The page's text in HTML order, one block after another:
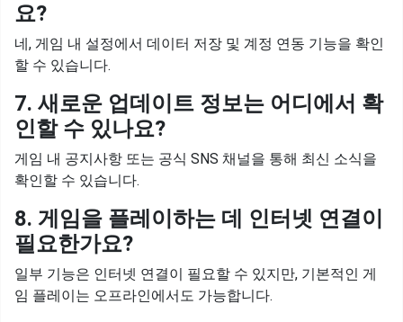
요?
네, 게임 내 설정에서 데이터 저장 및 계정 연동 기능을 확인
할 수 있습니다.
7. 새로운 업데이트 정보는 어디에서 확
인할 수 있나요?
게임 내 공지사항 또는 공식 SNS 채널을 통해 최신 소식을
확인할 수 있습니다.
8. 게임을 플레이하는 데 인터넷 연결이
필요한가요?
일부 기능은 인터넷 연결이 필요할 수 있지만, 기본적인 게
임 플레이는 오프라인에서도 가능합니다.